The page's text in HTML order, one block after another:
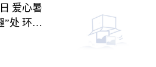
爱心暑
”处 环球